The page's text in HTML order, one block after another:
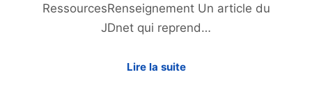
RessourcesRenseignement Un article du
JDnet qui reprend…
Lire la suite